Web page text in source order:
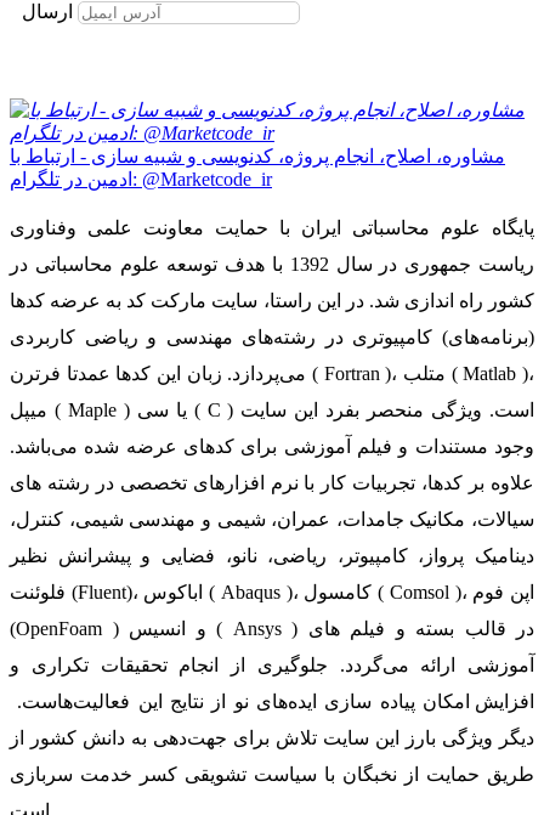
ارسال
مشاوره، اصلاح، انجام پروژه، کدنویسی و شبیه سازی - ارتباط با
ادمین در تلگرام: @Marketcode_ir
پایگاه علوم محاسباتی ایران با حمایت معاونت علمی وفناوری
ریاست جمهوری در سال 1392 با هدف توسعه علوم محاسباتی در
کشور راه اندازی شد. در این راستا، سایت مارکت کد به عرضه کدها
(برنامه‌های) کامپیوتری در رشته‌های مهندسی و ریاضی کاربردی
می‌پردازد. زبان این کدها عمدتا فرترن ( Fortran )، متلب ( Matlab )،
میپل ( Maple ) یا سی ( C ) است. ویژگی منحصر بفرد این سایت
وجود مستندات و فیلم آموزشی برای کدهای عرضه شده می‌باشد.
علاوه بر کدها، تجربیات کار با نرم افزارهای تخصصی در رشته های
سیالات، مکانیک جامدات، عمران، شیمی و مهندسی شیمی، کنترل،
دینامیک پرواز، کامپیوتر، ریاضی، نانو، فضایی و پیشرانش نظیر
فلوئنت (Fluent)، اباکوس ( Abaqus )، کامسول ( Comsol )، اپن فوم
(OpenFoam ) و انسیس ( Ansys ) در قالب بسته‌ و فیلم های
آموزشی ارائه می‌گردد. جلوگیری از انجام تحقیقات تکراری و
افزایش امکان پیاده سازی ایده‌های نو از نتایج این فعالیت‌هاست.
دیگر ویژگی بارز این سایت تلاش برای جهت‌دهی به دانش کشور از
طریق حمایت از نخبگان با سیاست تشویقی کسر خدمت سربازی